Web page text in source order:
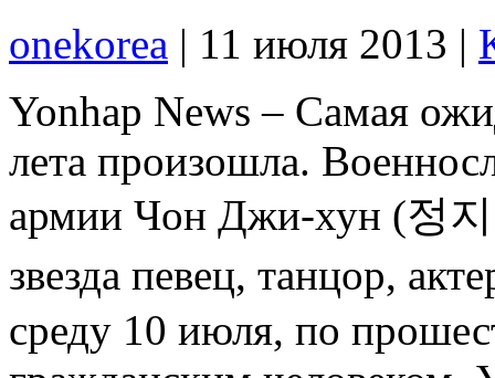
onekorea | 11 июля 2013 |
Yonhap News – Самая
лета произошла.
армии Чон Джи-хун (정지
звезда певец, танцор,
среду 10 июля, по